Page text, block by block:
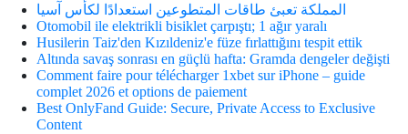
المملكة تعبئ طاقات المتطوعين استعدادًا لكأس آسيا
Otomobil ile elektrikli bisiklet çarpıştı; 1 ağır yaralı
Husilerin Taiz'den Kızıldeniz'e füze fırlattığını tespit ettik
Altında savaş sonrası en güçlü hafta: Gramda dengeler değişti
Comment faire pour télécharger 1xbet sur iPhone – guide
complet 2026 et options de paiement
Best OnlyFand Guide: Secure, Private Access to Exclusive
Content